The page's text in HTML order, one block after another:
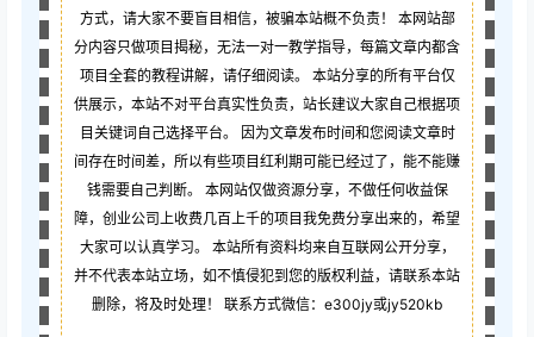
方式，请大家不要盲目相信，被骗本站概不负责！ 本网站部
分内容只做项目揭秘，无法一对一教学指导，每篇文章内都含
项目全套的教程讲解，请仔细阅读。 本站分享的所有平台仅
供展示，本站不对平台真实性负责，站长建议大家自己根据项
目关键词自己选择平台。 因为文章发布时间和您阅读文章时
间存在时间差，所以有些项目红利期可能已经过了，能不能赚
钱需要自己判断。 本网站仅做资源分享，不做任何收益保
障，创业公司上收费几百上千的项目我免费分享出来的，希望
大家可以认真学习。 本站所有资料均来自互联网公开分享，
并不代表本站立场，如不慎侵犯到您的版权利益，请联系本站
删除，将及时处理！ 联系方式微信：e300jy或jy520kb